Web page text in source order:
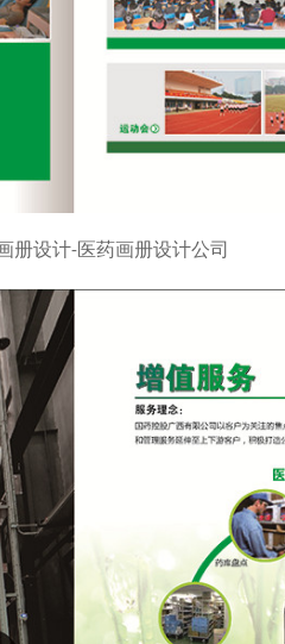
册设计-医药画册设计公司